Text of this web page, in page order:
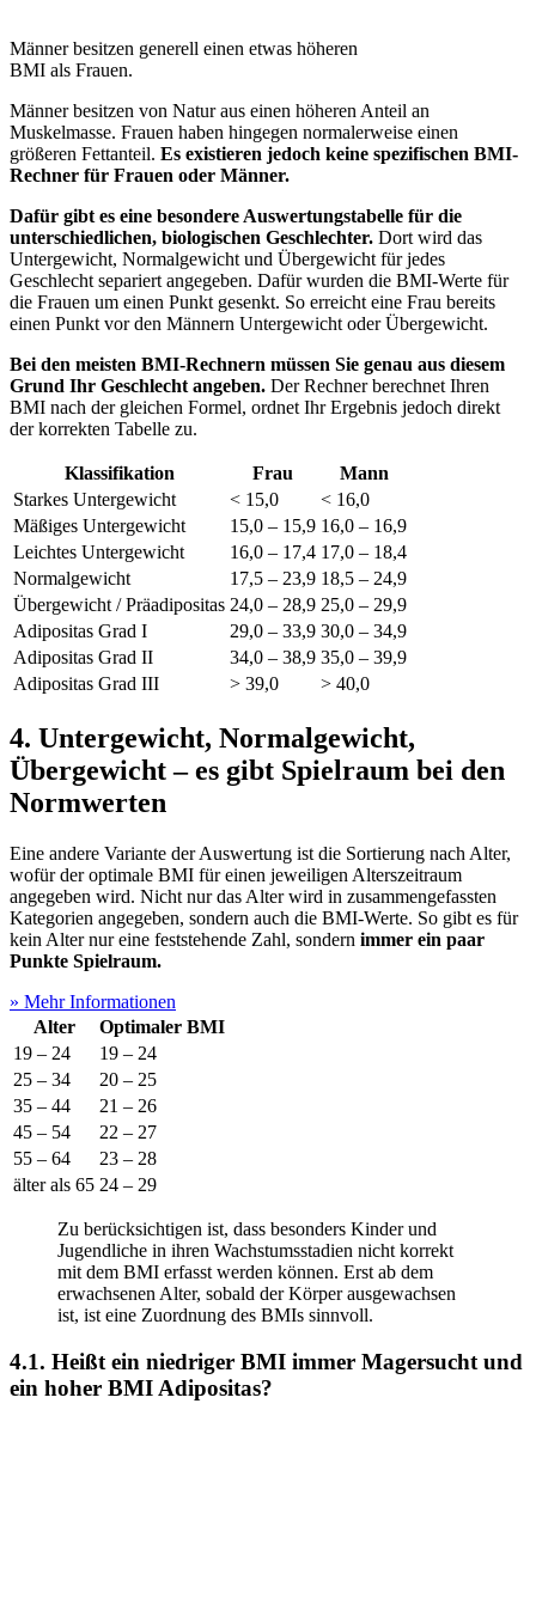
Männer besitzen generell einen etwas höheren
BMI als Frauen.
Männer besitzen von Natur aus einen höheren Anteil an
Muskelmasse. Frauen haben hingegen normalerweise einen
größeren Fettanteil. Es existieren jedoch keine spezifischen BMI-
Rechner für Frauen oder Männer.
Dafür gibt es eine besondere Auswertungstabelle für die
unterschiedlichen, biologischen Geschlechter. Dort wird das
Untergewicht, Normalgewicht und Übergewicht für jedes
Geschlecht separiert angegeben. Dafür wurden die BMI-Werte für
die Frauen um einen Punkt gesenkt. So erreicht eine Frau bereits
einen Punkt vor den Männern Untergewicht oder Übergewicht.
Bei den meisten BMI-Rechnern müssen Sie genau aus diesem
Grund Ihr Geschlecht angeben. Der Rechner berechnet Ihren
BMI nach der gleichen Formel, ordnet Ihr Ergebnis jedoch direkt
der korrekten Tabelle zu.
Klassifikation Frau
Mann
Starkes Untergewicht
< 15,0
< 16,0
Mäßiges Untergewicht
15,0 – 15,9 16,0 – 16,9
Leichtes Untergewicht
16,0 – 17,4 17,0 – 18,4
Normalgewicht
17,5 – 23,9 18,5 – 24,9
Übergewicht / Präadipositas 24,0 – 28,9 25,0 – 29,9
Adipositas Grad I
29,0 – 33,9 30,0 – 34,9
Adipositas Grad II
34,0 – 38,9 35,0 – 39,9
Adipositas Grad III
> 39,0 > 40,0
4. Untergewicht, Normalgewicht,
Übergewicht – es gibt Spielraum bei den
Normwerten
Eine andere Variante der Auswertung ist die Sortierung nach Alter,
wofür der optimale BMI für einen jeweiligen Alterszeitraum
angegeben wird. Nicht nur das Alter wird in zusammengefassten
Kategorien angegeben, sondern auch die BMI-Werte. So gibt es für
kein Alter nur eine feststehende Zahl, sondern immer ein paar
Punkte Spielraum.
» Mehr Informationen
Alter
Optimaler BMI
19 – 24
19 – 24
25 – 34
20 – 25
35 – 44
21 – 26
45 – 54
22 – 27
55 – 64
23 – 28
älter als 65 24 – 29
Zu berücksichtigen ist, dass besonders Kinder und
Jugendliche in ihren Wachstumsstadien nicht korrekt
mit dem BMI erfasst werden können. Erst ab dem
erwachsenen Alter, sobald der Körper ausgewachsen
ist, ist eine Zuordnung des BMIs sinnvoll.
4.1. Heißt ein niedriger BMI immer Magersucht und
ein hoher BMI Adipositas?